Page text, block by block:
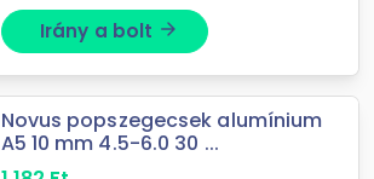
Irány a bolt arrow_forward
Novus popszegecsek alumínium
A5 10 mm 4.5-6.0 30 ...